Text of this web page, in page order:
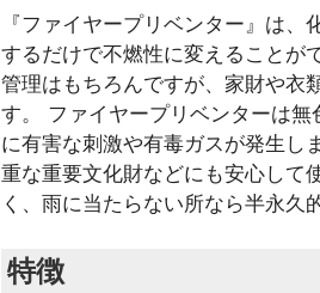
『ファイヤープリベンター』は
するだけで不燃性に変えることが
管理はもちろんですが、家財や衣
す。 ファイヤープリベンターは
に有害な刺激や有毒ガスが発生し
重な重要文化財などにも安心して
く、雨に当たらない所なら半永久
特徴